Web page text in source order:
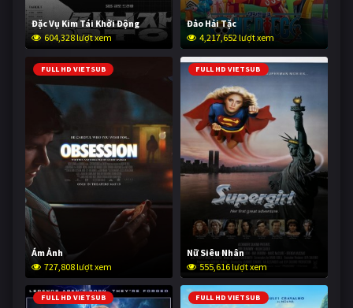
Đặc Vụ Kim Tái Khởi Động
604,328 lượt xem
Đảo Hải Tặc
4,217,652 lượt xem
FULL HD VIETSUB
Ám Ảnh
727,808 lượt xem
FULL HD VIETSUB
Nữ Siêu Nhân
555,616 lượt xem
FULL HD VIETSUB FULL HD VIETSUB